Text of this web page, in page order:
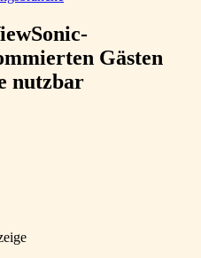
Gästen
nutzbar